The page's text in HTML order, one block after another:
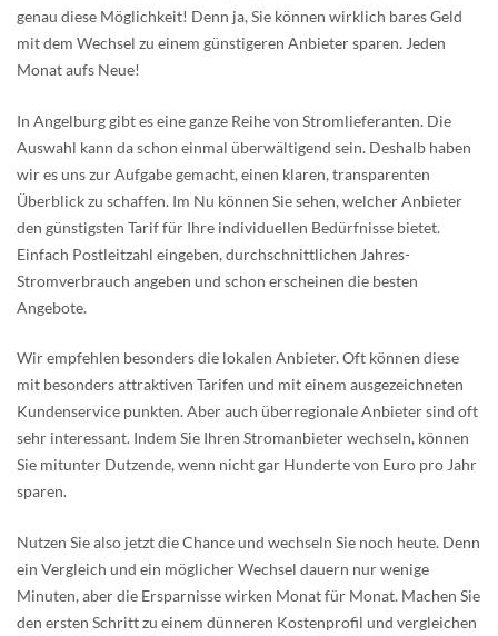
genau diese Möglichkeit! Denn ja, Sie können wirklich bares Geld
mit dem Wechsel zu einem günstigeren Anbieter sparen. Jeden
Monat aufs Neue!
In Angelburg gibt es eine ganze Reihe von Stromlieferanten. Die
Auswahl kann da schon einmal überwältigend sein. Deshalb haben
wir es uns zur Aufgabe gemacht, einen klaren, transparenten
Überblick zu schaffen. Im Nu können Sie sehen, welcher Anbieter
den günstigsten Tarif für Ihre individuellen Bedürfnisse bietet.
Einfach Postleitzahl eingeben, durchschnittlichen Jahres-
Stromverbrauch angeben und schon erscheinen die besten
Angebote.
Wir empfehlen besonders die lokalen Anbieter. Oft können diese
mit besonders attraktiven Tarifen und mit einem ausgezeichneten
Kundenservice punkten. Aber auch überregionale Anbieter sind oft
sehr interessant. Indem Sie Ihren Stromanbieter wechseln, können
Sie mitunter Dutzende, wenn nicht gar Hunderte von Euro pro Jahr
sparen.
Nutzen Sie also jetzt die Chance und wechseln Sie noch heute. Denn
ein Vergleich und ein möglicher Wechsel dauern nur wenige
Minuten, aber die Ersparnisse wirken Monat für Monat. Machen Sie
den ersten Schritt zu einem dünneren Kostenprofil und vergleichen